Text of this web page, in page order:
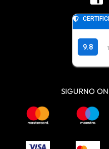
SIGURNO